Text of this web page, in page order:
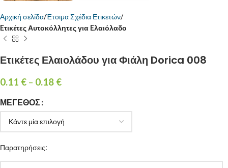
Αρχική σελίδα Έτοιμα Σχέδια Ετικετών
Eτικέτες Αυτοκόλλητες για Eλαιόλαδο
Ετικέτες Ελαιολάδου για Φιάλη Dorica 008
0.11 € – 0.18 €
ΜΈΓΕΘΟΣ
Παρατηρήσεις: